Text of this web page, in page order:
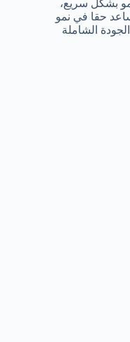
بشكل سريع،
حقا في نمو
الشاملة